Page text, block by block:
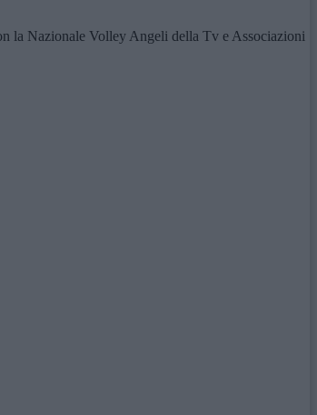
la Nazionale Volley Angeli della Tv e Associazioni